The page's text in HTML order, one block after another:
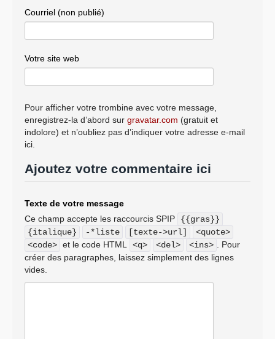
Courriel (non publié)
Votre site web
Pour afficher votre trombine avec votre message,
enregistrez-la d’abord sur gravatar.com (gratuit et
indolore) et n’oubliez pas d’indiquer votre adresse e-mail
ici.
Ajoutez votre commentaire ici
Texte de votre message
Ce champ accepte les raccourcis SPIP
{{gras}}
{italique}
-*liste [texte->url]
<quote>
<code> et le code HTML <q> <del> <ins>
. Pour
créer des paragraphes, laissez simplement des lignes
vides.